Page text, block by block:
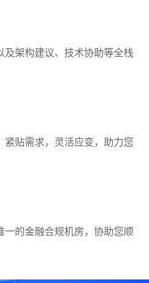
架构建议、技术协助等全栈
贴需求，灵活应变，助力您
一的金融合规机房，协助您顺